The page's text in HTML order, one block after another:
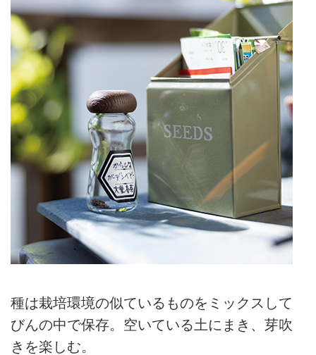
種は栽培環境の似ているものをミックスして
びんの中で保存。空いている土にまき、芽吹
きを楽しむ。